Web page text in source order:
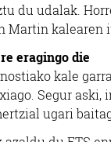
du udalak.
Martin kalearen
eragingo die
kale
Segur
ugari